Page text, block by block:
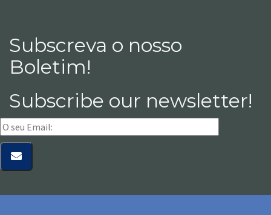
Subscreva o nosso
Boletim!
Subscribe our newsletter!